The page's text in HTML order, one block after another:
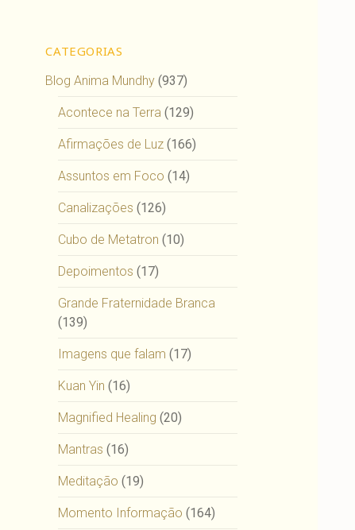
CATEGORIAS
Blog Anima Mundhy (937)
Acontece na Terra (129)
Afirmações de Luz (166)
Assuntos em Foco (14)
Canalizações (126)
Cubo de Metatron (10)
Depoimentos (17)
Grande Fraternidade Branca
(139)
Imagens que falam (17)
Kuan Yin (16)
Magnified Healing (20)
Mantras (16)
Meditação (19)
Momento Informação (164)